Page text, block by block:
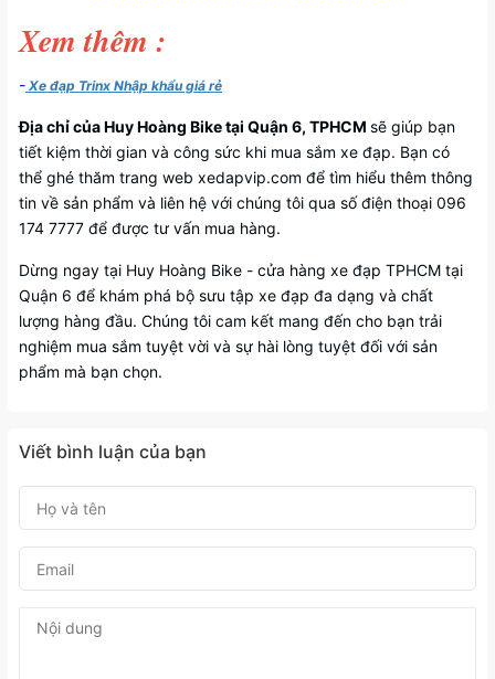
Xem thêm :
- Xe đạp Trinx Nhập khẩu giá rẻ
Địa chỉ của Huy Hoàng Bike tại Quận 6, TPHCM sẽ giúp bạn
tiết kiệm thời gian và công sức khi mua sắm xe đạp. Bạn có
thể ghé thăm trang web xedapvip.com để tìm hiểu thêm thông
tin về sản phẩm và liên hệ với chúng tôi qua số điện thoại 096
174 7777 để được tư vấn mua hàng.
Dừng ngay tại Huy Hoàng Bike - cửa hàng xe đạp TPHCM tại
Quận 6 để khám phá bộ sưu tập xe đạp đa dạng và chất
lượng hàng đầu. Chúng tôi cam kết mang đến cho bạn trải
nghiệm mua sắm tuyệt vời và sự hài lòng tuyệt đối với sản
phẩm mà bạn chọn.
Viết bình luận của bạn